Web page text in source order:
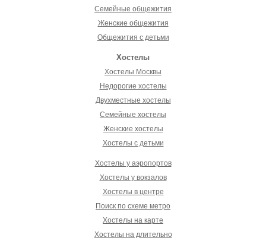
Семейные общежития
Женские общежития
Общежития с детьми
Хостелы
Хостелы Москвы
Недорогие хостелы
Двухместные хостелы
Семейные хостелы
Женские хостелы
Хостелы с детьми
Хостелы у аэропортов
Хостелы у вокзалов
Хостелы в центре
Поиск по схеме метро
Хостелы на карте
Хостелы на длительно